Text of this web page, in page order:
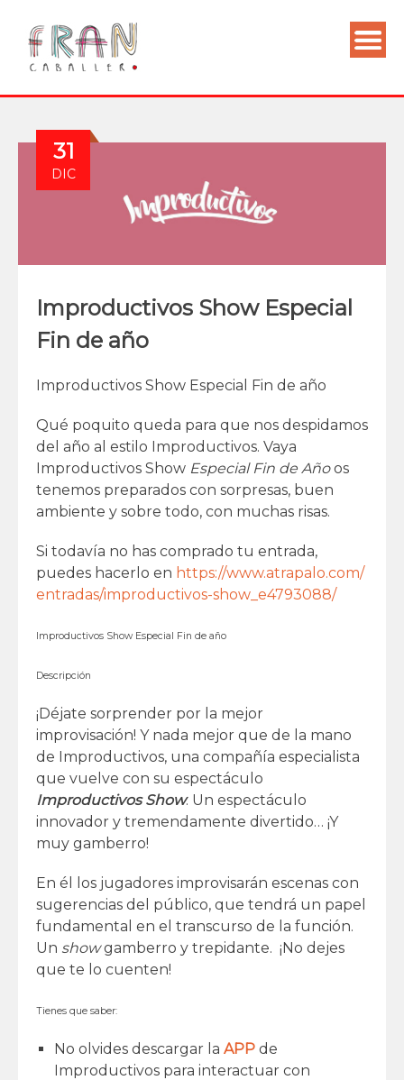
31
DIC
Improductivos Show Especial
Fin de año
Improductivos Show Especial Fin de año
Qué poquito queda para que nos despidamos
del año al estilo Improductivos. Vaya
Improductivos Show Especial Fin de Añoos
tenemos preparados con sorpresas, buen
ambiente y sobre todo, con muchas risas.
Si todavía no has comprado tu entrada,
puedes hacerlo en https://www.atrapalo.com/
entradas/improductivos-show_e4793088/
Improductivos Show Especial Fin de año
Descripción
¡Déjate sorprender por la mejor
improvisación! Y nada mejor que de la mano
de Improductivos, una compañía especialista
que vuelve con su espectáculo
Improductivos Show. Un espectáculo
innovador y tremendamente divertido… ¡Y
muy gamberro!
En él
los jugadores improvisarán escenas con
sugerencias del público, que tendrá un papel
fundamental en el transcurso de la función.
Un showgamberro y trepidante. ¡No dejes
que te lo cuenten!
Tienes que saber:
No olvides descargar la APP de
Improductivos para interactuar con